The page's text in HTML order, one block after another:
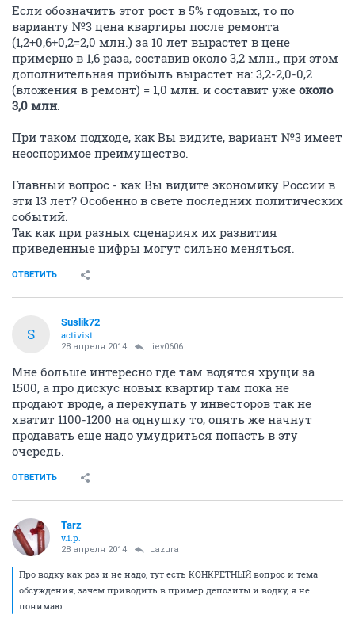
Если обозначить этот рост в 5% годовых, то по
варианту №3 цена квартиры после ремонта
(1,2+0,6+0,2=2,0 млн.) за 10 лет вырастет в цене
примерно в 1,6 раза, составив около 3,2 млн., при этом
дополнительная прибыль вырастет на: 3,2-2,0-0,2
(вложения в ремонт) = 1,0 млн. и составит уже около
3,0 млн.
При таком подходе, как Вы видите, вариант №3 имеет
неоспоримое преимущество.
Главный вопрос - как Вы видите экономику России в
эти 13 лет? Особенно в свете последних политических
событий.
Так как при разных сценариях их развития
приведенные цифры могут сильно меняться.
ОТВЕТИТЬ
S
Suslik72
activist
28 апреля 2014 liev0606
Мне больше интересно где там водятся хрущи за
1500, а про дискус новых квартир там пока не
продают вроде, а перекупать у инвесторов так не
хватит 1100-1200 на однушку то, опять же начнут
продавать еще надо умудриться попасть в эту
очередь.
ОТВЕТИТЬ
Tarz
v.i.p.
28 апреля 2014 Lazura
Про водку как раз и не надо, тут есть КОНКРЕТНЫЙ вопрос и тема
обсуждения, зачем приводить в пример депозиты и водку, я не
понимаю